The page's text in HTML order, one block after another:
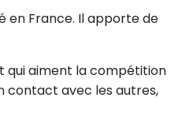
en France. Il apporte de
qui aiment la compétition
contact avec les autres,